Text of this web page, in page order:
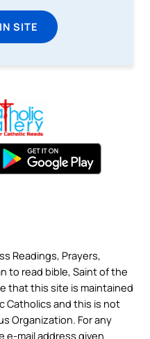
SITE
Readings, Prayers,
to read bible, Saint of the
that this site is maintained
Catholics and this is not
Organization. For any
mail address given